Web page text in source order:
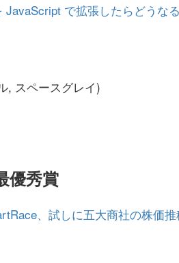
で拡張したらどうな
, スペースグレイ)
優秀賞
、試しに五大商社の株価